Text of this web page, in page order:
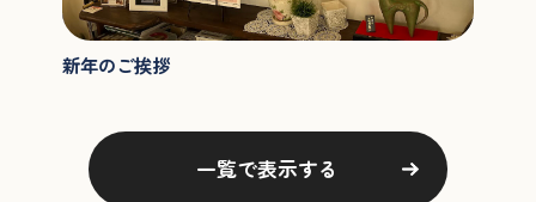
新年のご挨拶
一覧で表示する